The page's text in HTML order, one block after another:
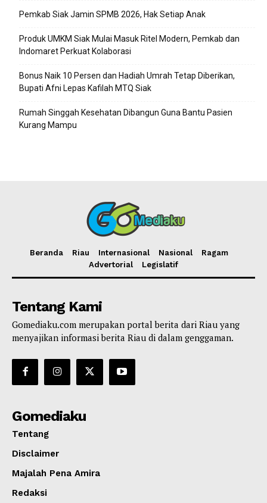
Pemkab Siak Jamin SPMB 2026, Hak Setiap Anak
Produk UMKM Siak Mulai Masuk Ritel Modern, Pemkab dan
Indomaret Perkuat Kolaborasi
Bonus Naik 10 Persen dan Hadiah Umrah Tetap Diberikan,
Bupati Afni Lepas Kafilah MTQ Siak
Rumah Singgah Kesehatan Dibangun Guna Bantu Pasien
Kurang Mampu
Beranda Riau Internasional Nasional
Ragam
Advertorial
Legislatif
Tentang Kami
Gomediaku.com merupakan portal berita dari Riau yang
menyajikan informasi berita Riau di dalam genggaman.
Gomediaku
Tentang
Disclaimer
Majalah Pena Amira
Redaksi